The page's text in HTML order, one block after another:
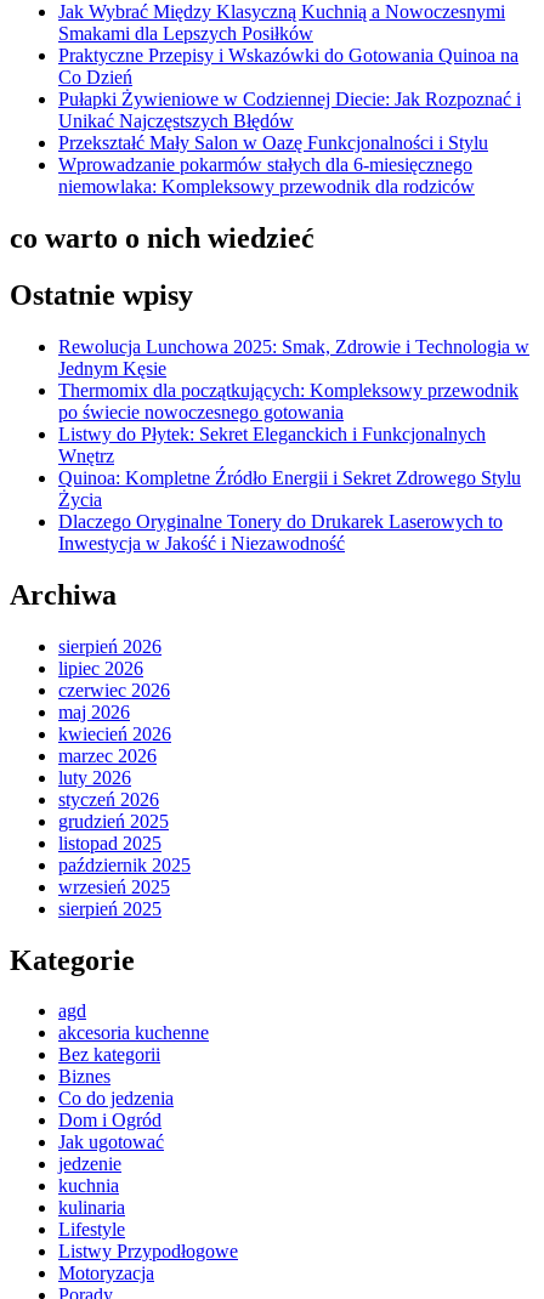
Jak Wybrać Między Klasyczną Kuchnią a Nowoczesnymi
Smakami dla Lepszych Posiłków
Praktyczne Przepisy i Wskazówki do Gotowania Quinoa na
Co Dzień
Pułapki Żywieniowe w Codziennej Diecie: Jak Rozpoznać i
Unikać Najczęstszych Błędów
Przekształć Mały Salon w Oazę Funkcjonalności i Stylu
Wprowadzanie pokarmów stałych dla 6-miesięcznego
niemowlaka: Kompleksowy przewodnik dla rodziców
co warto o nich wiedzieć
Ostatnie wpisy
Rewolucja Lunchowa 2025: Smak, Zdrowie i Technologia w
Jednym Kęsie
Thermomix dla początkujących: Kompleksowy przewodnik
po świecie nowoczesnego gotowania
Listwy do Płytek: Sekret Eleganckich i Funkcjonalnych
Wnętrz
Quinoa: Kompletne Źródło Energii i Sekret Zdrowego Stylu
Życia
Dlaczego Oryginalne Tonery do Drukarek Laserowych to
Inwestycja w Jakość i Niezawodność
Archiwa
sierpień 2026
lipiec 2026
czerwiec 2026
maj 2026
kwiecień 2026
marzec 2026
luty 2026
styczeń 2026
grudzień 2025
listopad 2025
październik 2025
wrzesień 2025
sierpień 2025
Kategorie
agd
akcesoria kuchenne
Bez kategorii
Biznes
Co do jedzenia
Dom i Ogród
Jak ugotować
jedzenie
kuchnia
kulinaria
Lifestyle
Listwy Przypodłogowe
Motoryzacja